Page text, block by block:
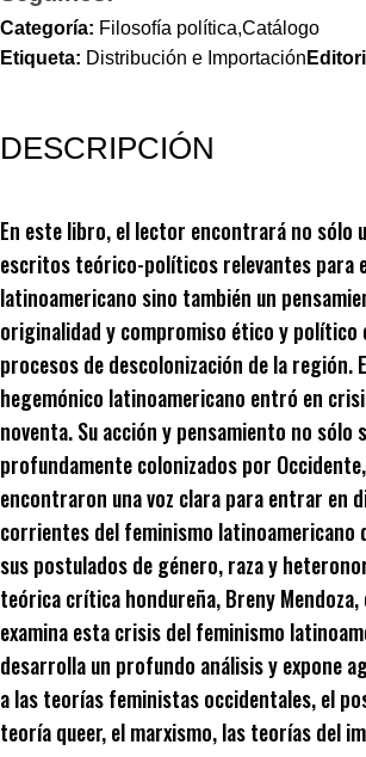
Categoría: Filosofía política,Catálogo
Etiqueta: Distribución e Importación
DESCRIPCIÓN
En este libro, el lector encontrará no sólo
escritos teórico-políticos relevantes para
latinoamericano sino también un
originalidad y compromiso ético y político
procesos de descolonización de la región.
hegemónico latinoamericano entró en
noventa. Su acción y pensamiento no sólo
profundamente colonizados por
encontraron una voz clara para entrar en
corrientes del feminismo latinoamericano
sus postulados de género, raza y
teórica crítica hondureña, Breny
examina esta crisis del feminismo
desarrolla un profundo análisis y expone
a las teorías feministas occidentales, el
teoría queer, el marxismo, las teorías del